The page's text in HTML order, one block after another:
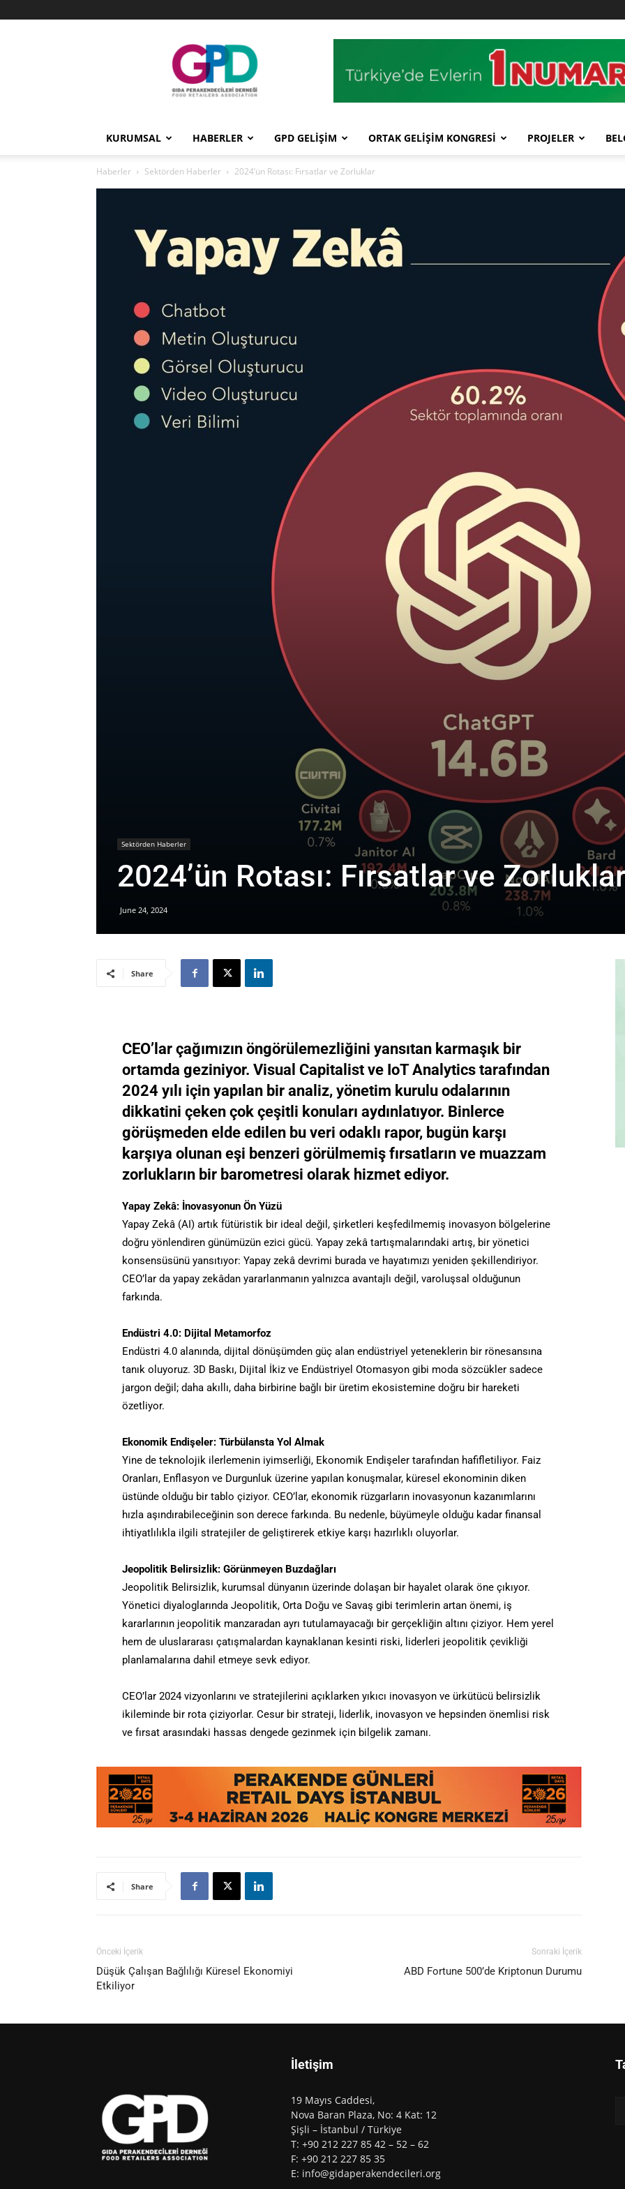
GPD
KURUMSAL HABERLER GPD GELİŞİM ORTAK GELİŞİM KONGRESİ PROJELER
Haberler Sektörden Haberler 2024’ün Rotası: Fırsatlar ve Zorluklar
Sektörden Haberler
2024’ün Rotası: Fırsatlar ve
June 24, 2024
Share
CEO’lar çağımızın öngörülemezliğini yansıtan karmaşık bir
ortamda geziniyor. Visual Capitalist ve IoT Analytics tarafından
2024 yılı için yapılan bir analiz, yönetim kurulu odalarının
dikkatini çeken çok çeşitli konuları aydınlatıyor. Binlerce
görüşmeden elde edilen bu veri odaklı rapor, bugün karşı
karşıya olunan eşi benzeri görülmemiş fırsatların ve muazzam
zorlukların bir barometresi olarak hizmet ediyor.
Yapay Zekâ: İnovasyonun Ön Yüzü
Yapay Zekâ (AI) artık fütüristik bir ideal değil, şirketleri keşfedilmemiş inovasyon bölgelerine
doğru yönlendiren günümüzün ezici gücü. Yapay zekâ tartışmalarındaki artış, bir yönetici
konsensüsünü yansıtıyor: Yapay zekâ devrimi burada ve hayatımızı yeniden şekillendiriyor.
CEO’lar da yapay zekâdan yararlanmanın yalnızca avantajlı değil, varoluşsal olduğunun
farkında.
Endüstri 4.0: Dijital Metamorfoz
Endüstri 4.0 alanında, dijital dönüşümden güç alan endüstriyel yeteneklerin bir rönesansına
tanık oluyoruz. 3D Baskı, Dijital İkiz ve Endüstriyel Otomasyon gibi moda sözcükler sadece
jargon değil; daha akıllı, daha birbirine bağlı bir üretim ekosistemine doğru bir hareketi
özetliyor.
Ekonomik Endişeler: Türbülansta Yol Almak
Yine de teknolojik ilerlemenin iyimserliği, Ekonomik Endişeler tarafından hafifletiliyor. Faiz
Oranları, Enflasyon ve Durgunluk üzerine yapılan konuşmalar, küresel ekonominin diken
üstünde olduğu bir tablo çiziyor. CEO’lar, ekonomik rüzgarların inovasyonun kazanımlarını
hızla aşındırabileceğinin son derece farkında. Bu nedenle, büyümeyle olduğu kadar finansal
ihtiyatlılıkla ilgili stratejiler de geliştirerek etkiye karşı hazırlıklı oluyorlar.
Jeopolitik Belirsizlik: Görünmeyen Buzdağları
Jeopolitik Belirsizlik, kurumsal dünyanın üzerinde dolaşan bir hayalet olarak öne çıkıyor.
Yönetici diyaloglarında Jeopolitik, Orta Doğu ve Savaş gibi terimlerin artan önemi, iş
kararlarının jeopolitik manzaradan ayrı tutulamayacağı bir gerçekliğin altını çiziyor. Hem yerel
hem de uluslararası çatışmalardan kaynaklanan kesinti riski, liderleri jeopolitik çevikliği
planlamalarına dahil etmeye sevk ediyor.
CEO’lar 2024 vizyonlarını ve stratejilerini açıklarken yıkıcı inovasyon ve ürkütücü belirsizlik
ikileminde bir rota çiziyorlar. Cesur bir strateji, liderlik, inovasyon ve hepsinden önemlisi risk
ve fırsat arasındaki hassas dengede gezinmek için bilgelik zamanı.
Share
Önceki İçerik
Düşük Çalışan Bağlılığı Küresel Ekonomiyi
Etkiliyor
Sonraki İçerik
ABD Fortune 500’de Kriptonun Durumu
İletişim
19 Mayıs Caddesi,
Nova Baran Plaza, No: 4 Kat: 12
Şişli – İstanbul / Türkiye
T: +90 212 227 85 42 – 52 – 62
F: +90 212 227 85 35
E: info@gidaperakendecileri.org